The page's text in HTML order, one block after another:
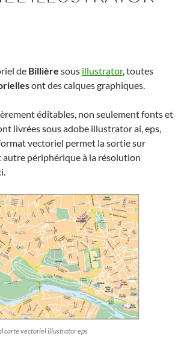
de Billière sous illustrator, toutes
ont des calques graphiques.
éditables, non seulement fonts et
livrées sous adobe illustrator ai, eps,
vectoriel permet la sortie sur
périphérique à la résolution
carte vectoriel illustrator eps